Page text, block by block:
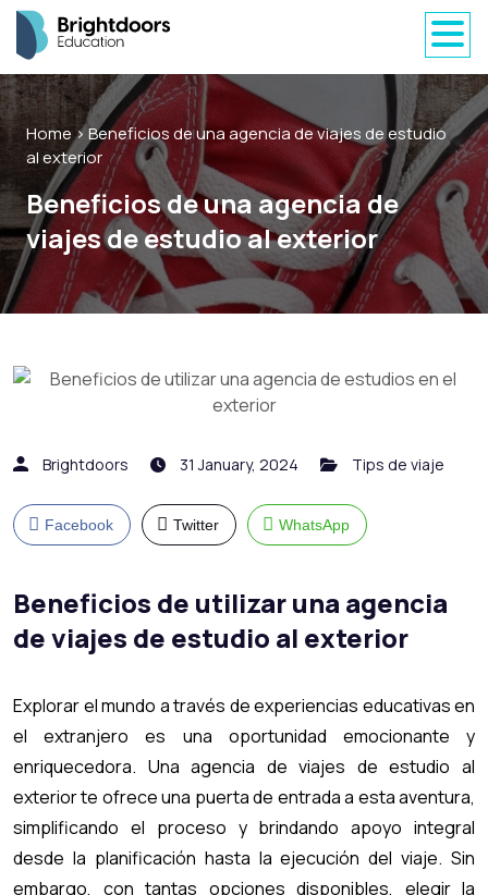
Home> Beneficios de una agencia de viajes de estudio
al exterior
Beneficios de una agencia de
viajes de estudio al exterior
Brightdoors 31 January, 2024 Tips de viaje
Facebook Twitter WhatsApp
Beneficios de utilizar una agencia
de viajes de estudio al exterior
Explorar el mundo a través de experiencias educativas en
el extranjero es una oportunidad emocionante y
enriquecedora. Una agencia de viajes de estudio al
exterior te ofrece una puerta de entrada a esta aventura,
simplificando el proceso y brindando apoyo integral
desde la planificación hasta la ejecución del viaje. Sin
embargo, con tantas opciones disponibles, elegir la